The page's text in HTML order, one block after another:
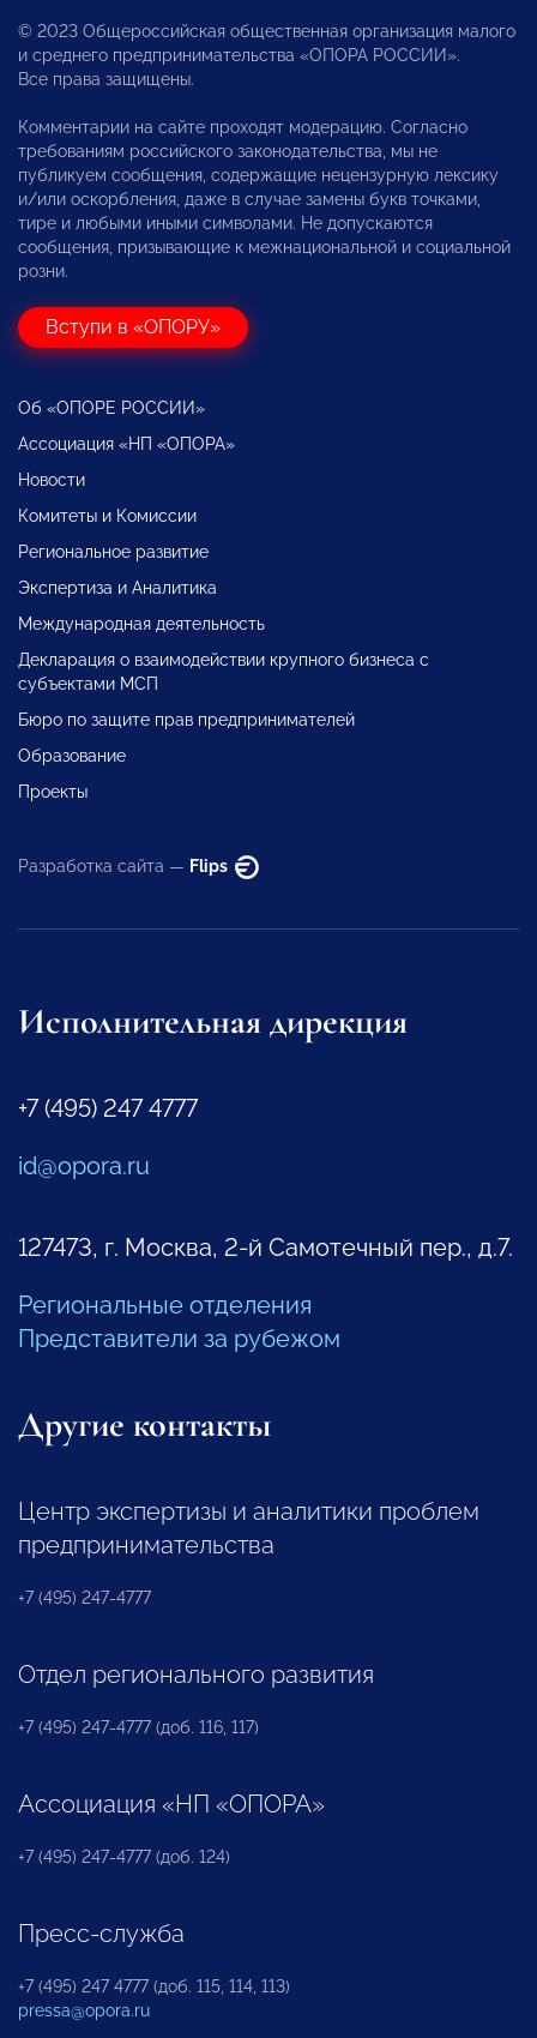
© 2023 Общероссийская общественная организация малого
и среднего предпринимательства «ОПОРА РОССИИ».
Все права защищены.
Комментарии на сайте проходят модерацию. Согласно
требованиям российского законодательства, мы не
публикуем сообщения, содержащие нецензурную лексику
и/или оскорбления, даже в случае замены букв точками,
тире и любыми иными символами. Не допускаются
сообщения, призывающие к межнациональной и социальной
розни.
Вступи в «ОПОРУ»
Об «ОПОРЕ РОССИИ»
Ассоциация «НП «ОПОРА»
Новости
Комитеты и Комиссии
Региональное развитие
Экспертиза и Аналитика
Международная деятельность
Декларация о взаимодействии крупного бизнеса с
субъектами МСП
Бюро по защите прав предпринимателей
Образование
Проекты
Разработка сайта — Flips
Исполнительная дирекция
+7 (495) 247 4777
id@opora.ru
127473, г. Москва, 2-й Самотечный пер., д.7.
Региональные отделения
Представители за рубежом
Другие контакты
Центр экспертизы и аналитики проблем
предпринимательства
+7 (495) 247-4777
Отдел регионального развития
+7 (495) 247-4777 (доб. 116, 117)
Ассоциация «НП «ОПОРА»
+7 (495) 247-4777 (доб. 124)
Пресс-служба
+7 (495) 247 4777 (доб. 115, 114, 113)
pressa@opora.ru